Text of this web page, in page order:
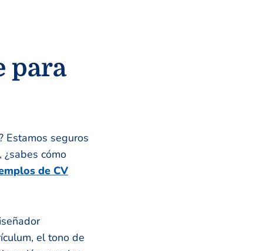
para
Estamos seguros
cómo
de CV
el tono de